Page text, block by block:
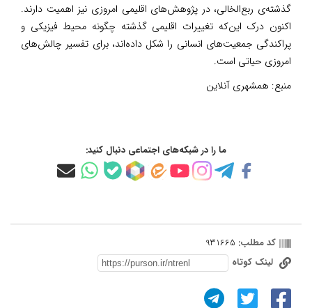
گذشته‌ی ربع‌الخالی، در پژوهش‌های اقلیمی امروزی نیز اهمیت دارند.
اکنون درک این‌که تغییرات اقلیمی گذشته چگونه محیط فیزیکی و
پراکندگی جمعیت‌های انسانی را شکل داده‌اند، برای تفسیر چالش‌های
امروزی حیاتی است.
منبع: همشهری آنلاین
ما را در شبکه‌های اجتماعی دنبال کنید:
کد مطلب: 931665
لینک کوتاه